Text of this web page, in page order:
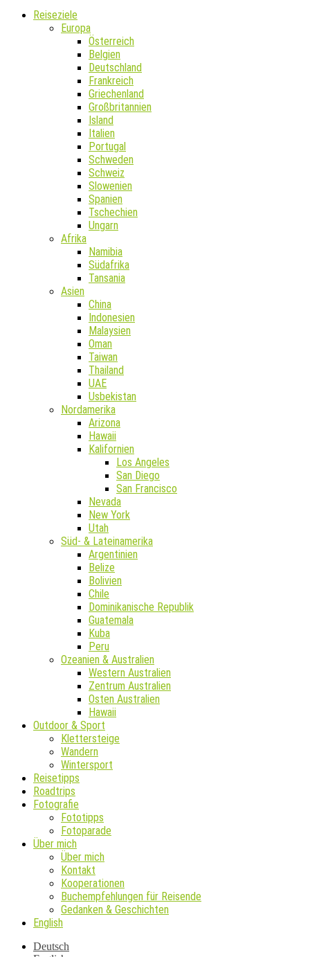
Reiseziele
Europa
Österreich
Belgien
Deutschland
Frankreich
Griechenland
Großbritannien
Island
Italien
Portugal
Schweden
Schweiz
Slowenien
Spanien
Tschechien
Ungarn
Afrika
Namibia
Südafrika
Tansania
Asien
China
Indonesien
Malaysien
Oman
Taiwan
Thailand
UAE
Usbekistan
Nordamerika
Arizona
Hawaii
Kalifornien
Los Angeles
San Diego
San Francisco
Nevada
New York
Utah
Süd- & Lateinamerika
Argentinien
Belize
Bolivien
Chile
Dominikanische Republik
Guatemala
Kuba
Peru
Ozeanien & Australien
Western Australien
Zentrum Australien
Osten Australien
Hawaii
Outdoor & Sport
Klettersteige
Wandern
Wintersport
Reisetipps
Roadtrips
Fotografie
Fototipps
Fotoparade
Über mich
Über mich
Kontakt
Kooperationen
Buchempfehlungen für Reisende
Gedanken & Geschichten
English
Deutsch